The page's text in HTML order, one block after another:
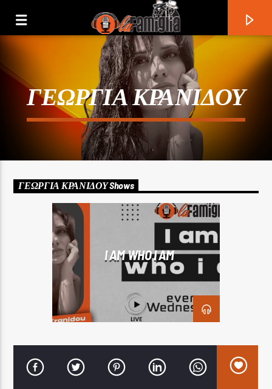
Current Track
LA FAMIGLIA RADIO
ΓΕΩΡΓΙΑ ΚΡΑΝΙΔΟΥ
ΓΕΩΡΓΙΑ ΚΡΑΝΙΔΟΥ Shows
I AM WHO I AM